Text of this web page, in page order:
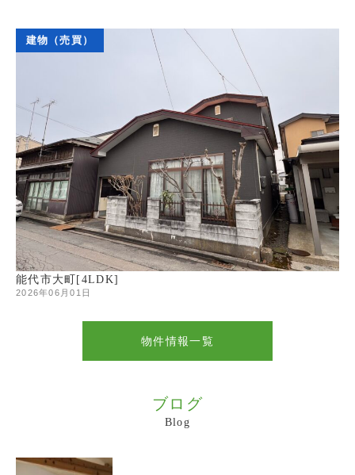
建物（売買）
能代市大町[4LDK]
2026年06月01日
物件情報一覧
ブログ
Blog